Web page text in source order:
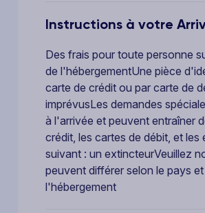
Instructions à votre
Des frais pour toute personne
de l'hébergementUne pièce
carte de crédit ou par carte de
imprévusLes demandes
à l'arrivée et peuvent entraîner
crédit, les cartes de débit, et
suivant : un extincteurVeuillez
peuvent différer selon le pays
l'hébergement